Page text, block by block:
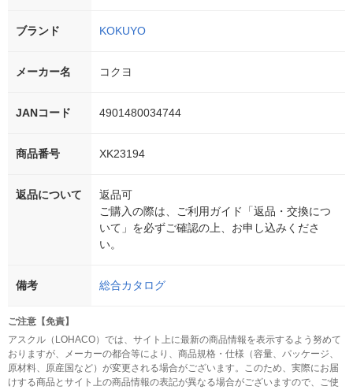
ブランド KOKUYO
メーカー名 コクヨ
JANコード 4901480034744
商品番号 XK23194
返品について
返品可
ご購入の際は、ご利用ガイド「返品・交換につ
いて」を必ずご確認の上、お申し込みくださ
い。
備考 総合カタログ
ご注意【免責】
アスクル（LOHACO）では、サイト上に最新の商品情報を表示するよう努めて
おりますが、メーカーの都合等により、商品規格・仕様（容量、パッケージ、
原材料、原産国など）が変更される場合がございます。このため、実際にお届
けする商品とサイト上の商品情報の表記が異なる場合がございますので、ご使